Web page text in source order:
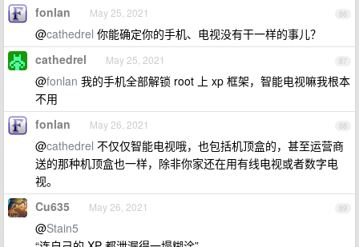
86
fonlan May 25, 2021
@cathedrel 你能确定你的手机、电视没有干一样的事儿？
87
cathedrel May 25, 2021
@fonlan 我的手机全部解锁 root 上 xp 框架，智能电视嘛我根本
不用
88
fonlan May 26, 2021
@cathedrel 不仅仅智能电视哦，也包括机顶盒的，甚至运营商
送的那种机顶盒也一样，除非你家还在用有线电视或者数字电
视。
89
Cu635 May 26, 2021
@Stain5